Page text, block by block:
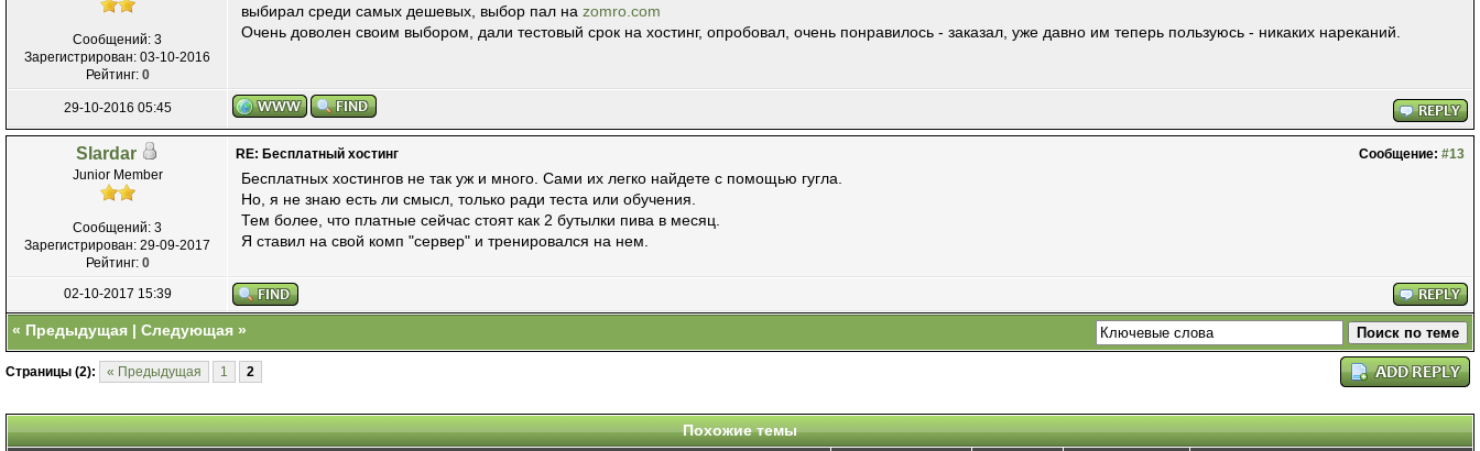
Сообщений: 3
Зарегистрирован: 03-10-2016
Рейтинг: 0
выбирал среди самых дешевых, выбор пал на zomro.com
Очень доволен своим выбором, дали тестовый срок на хостинг, опробовал, очень понравилось - заказал, уже давно им теперь пользуюсь - никаких нареканий.
29-10-2016 05:45
Slardar
Junior Member
Сообщений: 3
Зарегистрирован: 29-09-2017
Рейтинг: 0
Сообщение: #13
RE: Бесплатный хостинг
Бесплатных хостингов не так уж и много. Сами их легко найдете с помощью гугла.
Но, я не знаю есть ли смысл, только ради теста или обучения.
Тем более, что платные сейчас стоят как 2 бутылки пива в месяц.
Я ставил на свой комп "сервер" и тренировался на нем.
02-10-2017 15:39
« Предыдущая | Следующая »
Страницы (2): « Предыдущая 1 2
Похожие темы